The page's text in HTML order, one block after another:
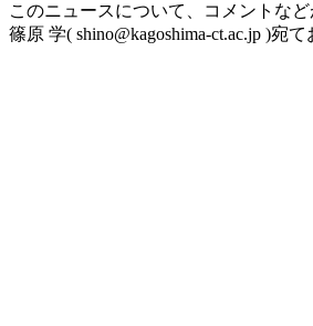
このニュースについて、コメントなど
篠原 学( shino@kagoshima-ct.ac.jp )宛